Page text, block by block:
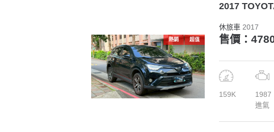
熱銷 超值
2017
休旅車 2017
售價：
159K
1987
進氣